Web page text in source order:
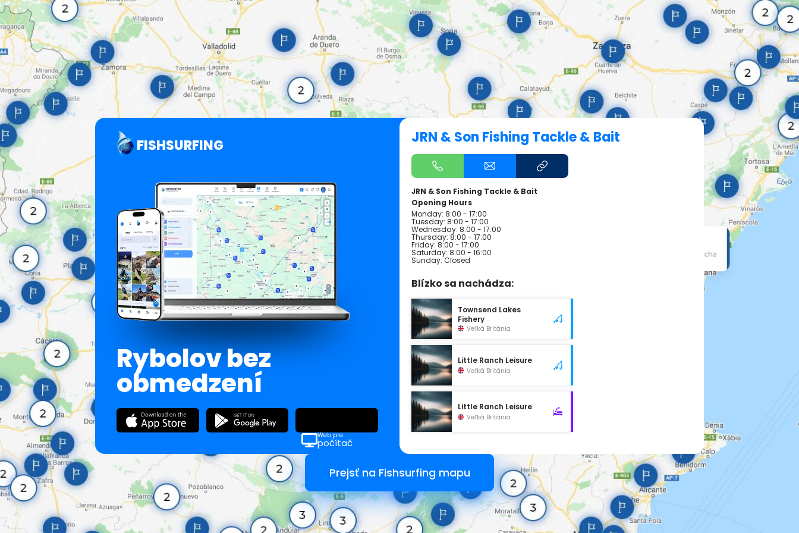
FISHSURFING
Rybolov bez
obmedzení
Web pre
počítač
JRN & Son Fishing Tackle & Bait
JRN & Son Fishing Tackle & Bait
Opening Hours
Monday: 8:00 - 17:00
Tuesday: 8:00 - 17:00
Wednesday: 8:00 - 17:00
Thursday: 8:00 - 17:00
Friday: 8:00 - 17:00
Saturday: 8:00 - 16:00
Sunday: Closed
Blízko sa nachádza:
Townsend Lakes
Fishery
Veľká Británia
Little Ranch Leisure
Veľká Británia
Little Ranch Leisure
Veľká Británia
Prejsť na Fishsurfing mapu